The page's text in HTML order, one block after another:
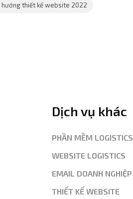
hướng thiết kế website 2022
Dịch vụ khác
PHẦN MỀM LOGISTICS
WEBSITE LOGISTICS
EMAIL DOANH NGHIỆP
THIẾT KẾ WEBSITE